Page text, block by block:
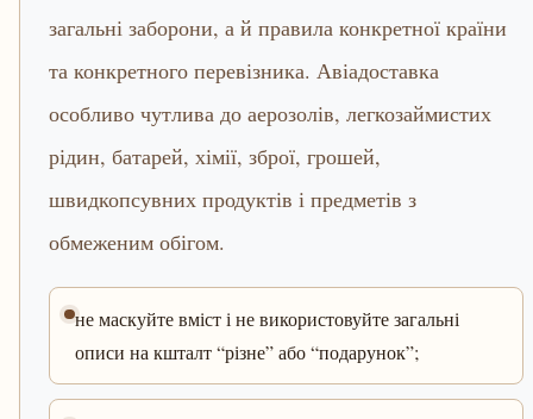
загальні заборони, а й правила конкретної країни
та конкретного перевізника. Авіадоставка
особливо чутлива до аерозолів, легкозаймистих
рідин, батарей, хімії, зброї, грошей,
швидкопсувних продуктів і предметів з
обмеженим обігом.
не маскуйте вміст і не використовуйте загальні
описи на кшталт “різне” або “подарунок”;